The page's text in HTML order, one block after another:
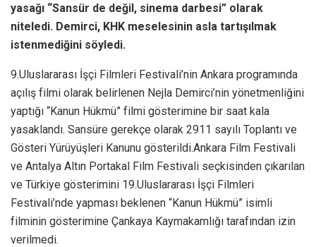
yasağı “Sansür de değil, sinema darbesi” olarak
niteledi. Demirci, KHK meselesinin asla tartışılmak
istenmediğini söyledi.
9.Uluslararası İşçi Filmleri Festivali’nin Ankara programında
açılış filmi olarak belirlenen Nejla Demirci’nin yönetmenliğini
yaptığı “Kanun Hükmü” filmi gösterimine bir saat kala
yasaklandı. Sansüre gerekçe olarak 2911 sayılı Toplantı ve
Gösteri Yürüyüşleri Kanunu gösterildi.Ankara Film Festivali
ve Antalya Altın Portakal Film Festivali seçkisinden çıkarılan
ve Türkiye gösterimini 19.Uluslararası İşçi Filmleri
Festivali’nde yapması beklenen “Kanun Hükmü” isimli
filminin gösterimine Çankaya Kaymakamlığı tarafından izin
verilmedi.